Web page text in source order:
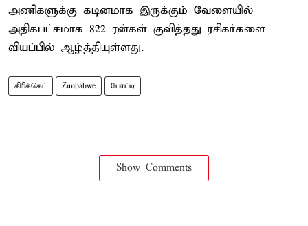
அணிகளுக்கு கடினமாக இருக்கும் வேளையில்
அதிகபட்சமாக 822 ரன்கள் குவித்தது ரசிகர்களை
வியப்பில் ஆழ்த்தியுள்ளது.
கிரிக்கெட் Zimbabwe போட்டி
Show Comments